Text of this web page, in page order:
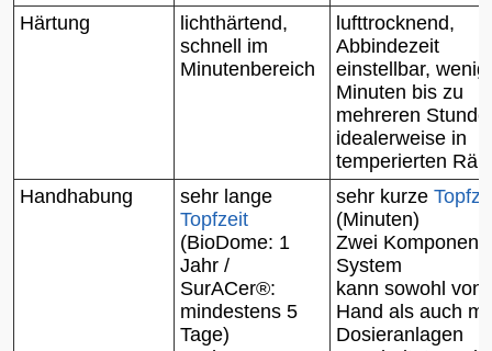
Härtung
lichthärtend,
schnell im
Minutenbereich
lufttrocknend,
Abbindezeit
einstellbar,
Minuten bis zu
mehreren
idealerweise in
temperierten
Handhabung
sehr lange
Topfzeit
(BioDome: 1
Jahr /
SurACer®:
mindestens 5
Tage)
sehr kurze
(Minuten)
Zwei
System
kann sowohl von
Hand als auch
Dosieranlagen